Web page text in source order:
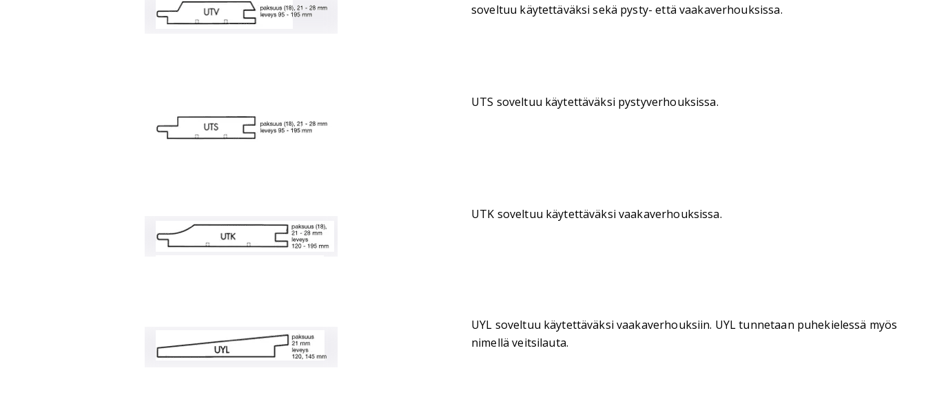
soveltuu käytettäväksi sekä pysty- että vaakaverhouksissa.
UTS soveltuu käytettäväksi pystyverhouksissa.
UTK soveltuu käytettäväksi vaakaverhouksissa.
UYL soveltuu käytettäväksi vaakaverhouksiin. UYL tunnetaan puhekielessä myös
nimellä veitsilauta.